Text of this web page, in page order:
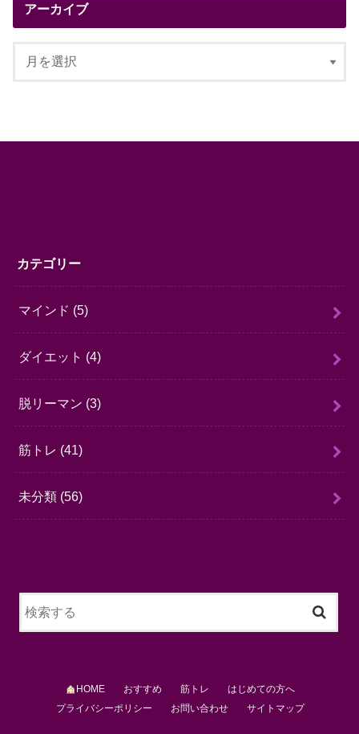
アーカイブ
カテゴリー
マインド (5)
ダイエット (4)
脱リーマン (3)
筋トレ (41)
未分類 (56)
HOME おすすめ 筋トレ
はじめての方へ
プライバシーポリシー
お問い合わせ サイトマップ